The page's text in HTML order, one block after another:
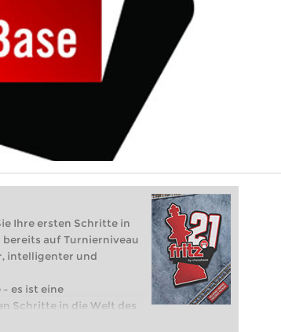
Ihre ersten Schritte in
bereits auf Turnierniveau
intelligenter und
es ist eine
Schritte in die Welt des
spielen: Mit